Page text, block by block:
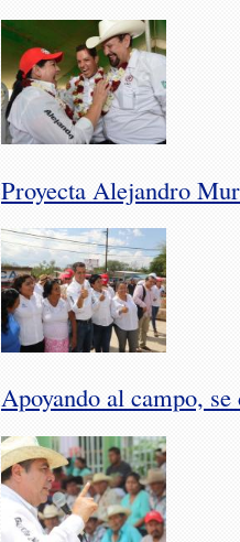
Proyecta Alejandro
Apoyando al campo,